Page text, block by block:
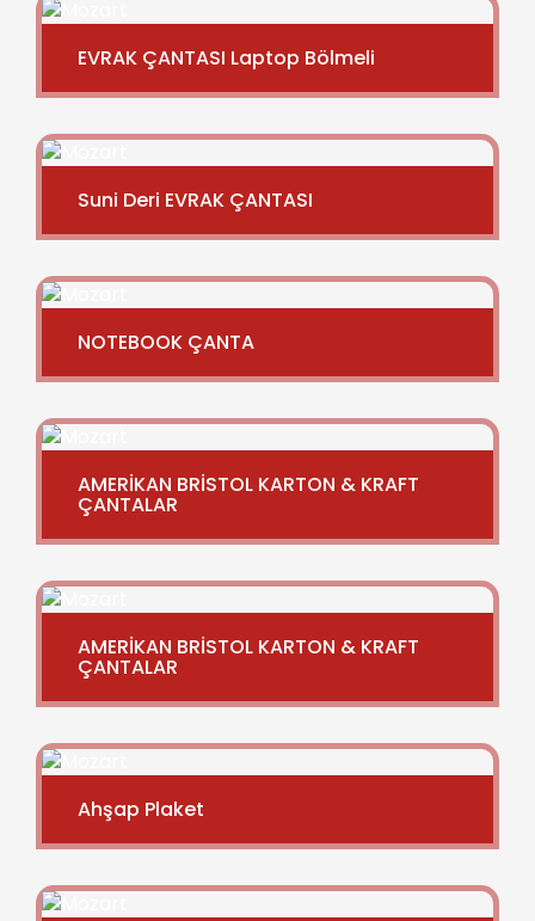
EVRAK ÇANTASI Laptop Bölmeli
Suni Deri EVRAK ÇANTASI
NOTEBOOK ÇANTA
AMERİKAN BRİSTOL KARTON & KRAFT
ÇANTALAR
AMERİKAN BRİSTOL KARTON & KRAFT
ÇANTALAR
Ahşap Plaket